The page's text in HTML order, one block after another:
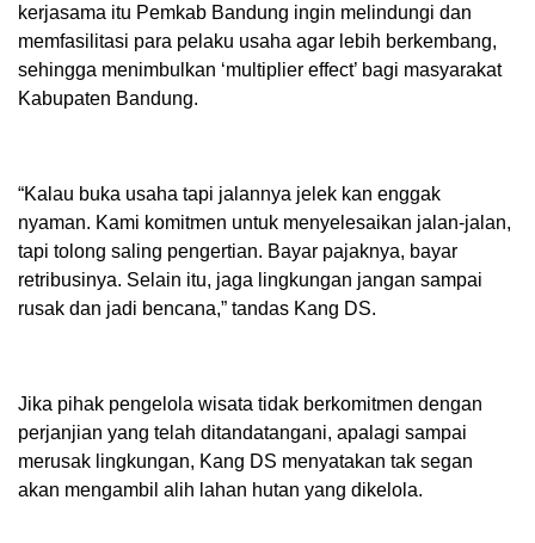
kerjasama itu Pemkab Bandung ingin melindungi dan
memfasilitasi para pelaku usaha agar lebih berkembang,
sehingga menimbulkan ‘multiplier effect’ bagi masyarakat
Kabupaten Bandung.
“Kalau buka usaha tapi jalannya jelek kan enggak
nyaman. Kami komitmen untuk menyelesaikan jalan-jalan,
tapi tolong saling pengertian. Bayar pajaknya, bayar
retribusinya. Selain itu, jaga lingkungan jangan sampai
rusak dan jadi bencana,” tandas Kang DS.
Jika pihak pengelola wisata tidak berkomitmen dengan
perjanjian yang telah ditandatangani, apalagi sampai
merusak lingkungan, Kang DS menyatakan tak segan
akan mengambil alih lahan hutan yang dikelola.